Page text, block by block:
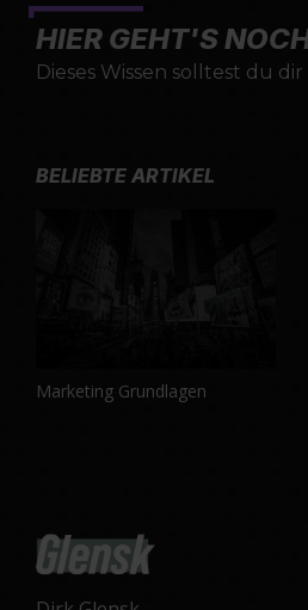
HIER GEHT'S NOCH
Dieses Wissen solltest du
BELIEBTE ARTIKEL
Marketing Grundlagen